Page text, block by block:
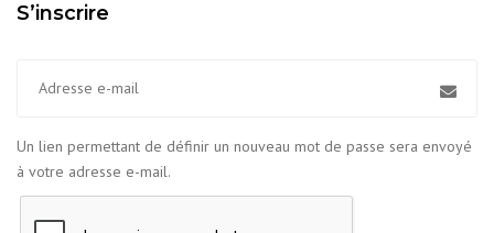
S’inscrire
Un lien permettant de définir un nouveau mot de passe sera envoyé
à votre adresse e-mail.